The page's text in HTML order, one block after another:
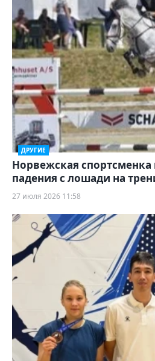
ДРУГИЕ
Норвежская спортсменка
падения с лошади на
27 июля 2026 11:58